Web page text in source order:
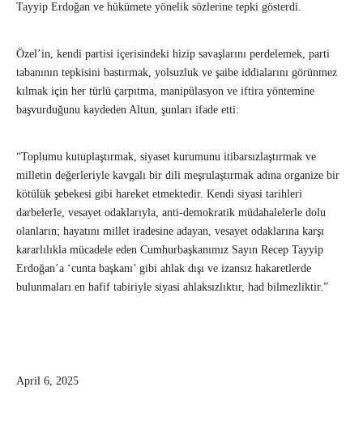
Tayyip Erdoğan ve hükümete yönelik sözlerine tepki gösterdi.
Özel’in, kendi partisi içerisindeki hizip savaşlarını perdelemek, parti
tabanının tepkisini bastırmak, yolsuzluk ve şaibe iddialarını görünmez
kılmak için her türlü çarpıtma, manipülasyon ve iftira yöntemine
başvurduğunu kaydeden Altun, şunları ifade etti:
“Toplumu kutuplaştırmak, siyaset kurumunu itibarsızlaştırmak ve
milletin değerleriyle kavgalı bir dili meşrulaştırmak adına organize bir
kötülük şebekesi gibi hareket etmektedir. Kendi siyasi tarihleri
darbelerle, vesayet odaklarıyla, anti-demokratik müdahalelerle dolu
olanların; hayatını millet iradesine adayan, vesayet odaklarına karşı
kararlılıkla mücadele eden Cumhurbaşkanımız Sayın Recep Tayyip
Erdoğan’a ‘cunta başkanı’ gibi ahlak dışı ve izansız hakaretlerde
bulunmaları en hafif tabiriyle siyasi ahlaksızlıktır, had bilmezliktir.”
April 6, 2025